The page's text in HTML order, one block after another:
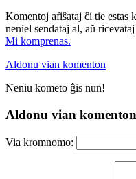
Komentoj afiŝataj ĉi tie estas
neniel sendataj al, aŭ
Mi komprenas.
Aldonu vian komenton
Neniu kometo ĝis nun!
Aldonu vian komenton
Via kromnomo: